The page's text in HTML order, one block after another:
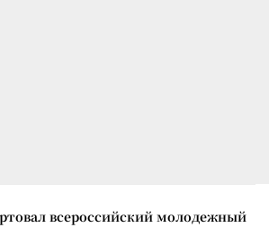
всероссийский молодежный